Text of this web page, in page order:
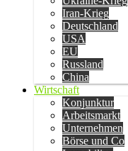
Iran-Krieg
Deutschland
USA
EU
Russland
China
Wirtschaft
Konjunktur
Arbeitsmarkt
Unternehmen
Börse und Co